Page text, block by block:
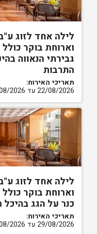
לילה אחד לזוג
וארוחת בוקר
גבירתי הנאווה
התרבות
תאריכי האירוח:
22/08/2026 עד 23/08/2026
לילה אחד לזוג
וארוחת בוקר
כנר על הגג בהיכל
תאריכי האירוח:
29/08/2026 עד 30/08/2026